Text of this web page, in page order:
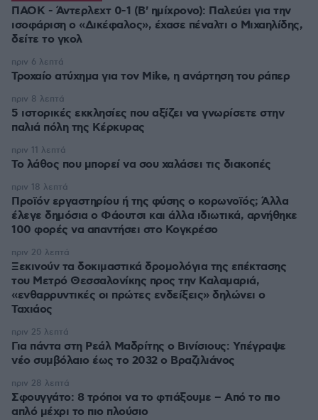
ΠΑΟΚ - Άντερλεχτ 0-1 (Β' ημίχρονο): Παλεύει για την
ισοφάριση ο «Δικέφαλος», έχασε πέναλτι ο Μιχαηλίδης,
Τροχαίο ατύχημα για τον Mike, η ανάρτηση του ράπερ
πριν 6 λεπτά
5 ιστορικές εκκλησίες που αξίζει να γνωρίσετε στην
παλιά πόλη της Κέρκυρας
πριν 8 λεπτά
Το λάθος που μπορεί να σου χαλάσει τις διακοπές
πριν 11 λεπτά
Προϊόν εργαστηρίου ή της φύσης ο κορωνοϊός; Άλλα
έλεγε δημόσια ο Φάουτσι και άλλα ιδιωτικά, αρνήθηκε
100 φορές να απαντήσει στο Κογκρέσο
πριν 18 λεπτά
Ξεκινούν τα δοκιμαστικά δρομολόγια της επέκτασης
του Μετρό Θεσσαλονίκης προς την Καλαμαριά,
«ενθαρρυντικές οι πρώτες ενδείξεις» δηλώνει ο
Ταχιάος
πριν 20 λεπτά
Για πάντα στη Ρεάλ Μαδρίτης ο Βινίσιους: Yπέγραψε
νέο συμβόλαιο έως το 2032 ο Βραζιλιάνος
πριν 25 λεπτά
Σφουγγάτο: 8 τρόποι να το φτιάξουμε – Από το πιο
απλό μέχρι το πιο πλούσιο
πριν 28 λεπτά